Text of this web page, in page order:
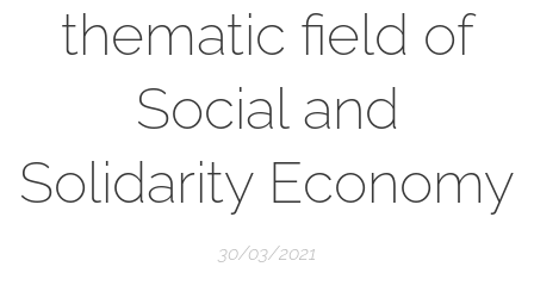
thematic field of
Social and
Solidarity Economy
30/03/2021